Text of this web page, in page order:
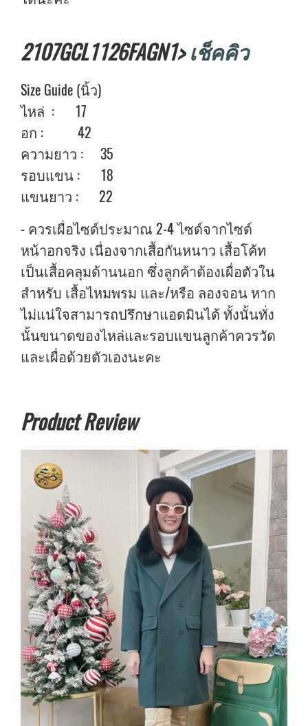
2107GCL1126FAGN1>เช็คคิว
Size Guide (นิ้ว)
ไหล่ : 17
อก : 42
ความยาว : 35
รอบแขน : 18
แขนยาว : 22
- ควรเผื่อไซด์ประมาณ 2-4 ไซด์จากไซด์
หน้าอกจริง เนื่องจากเสื้อกันหนาว เสื้อโค้ท
เป็นเสื้อคลุมด้านนอก ซึ่งลูกค้าต้องเผื่อตัวใน
สำหรับ เสื้อไหมพรม และ/หรือ ลองจอน หาก
ไม่แน่ใจสามารถปรึกษาแอดมินได้ ทั้งนั้นทั่ง
นั้นขนาดของไหล่และรอบแขนลูกค้าควรวัด
และเผื่อด้วยตัวเองนะคะ
Product Review